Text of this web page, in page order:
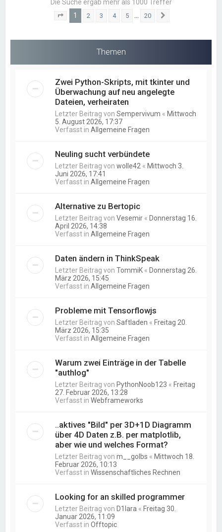
Die Suche ergab mehr als 1000 Treffer
Seite von 20
1 2 3 4 5 … 20
Themen
Zwei Python-Skripts, mit tkinter und
Überwachung auf neu angelegte
Dateien, verheiraten
Letzter Beitrag vonSempervivum « Mittwoch
5. August 2026, 17:37
Verfasst inAllgemeine Fragen
Neuling sucht verbündete
Letzter Beitrag vonwolle42 « Mittwoch 3.
Juni 2026, 17:41
Verfasst inAllgemeine Fragen
Alternative zu Bertopic
Letzter Beitrag vonVesemir « Donnerstag 16.
April 2026, 14:38
Verfasst inAllgemeine Fragen
Daten ändern in ThinkSpeak
Letzter Beitrag vonTommiK « Donnerstag 26.
März 2026, 15:45
Verfasst inAllgemeine Fragen
Probleme mit Tensorflowjs
Letzter Beitrag vonSaftladen « Freitag 20.
März 2026, 15:35
Verfasst inAllgemeine Fragen
Warum zwei Einträge in der Tabelle
"authlog"
Letzter Beitrag von PythonNoob123 « Freitag
27. Februar 2026, 13:28
Verfasst inWebframeworks
..aktives "Bild" per 3D+1D Diagramm
über 4D Daten z.B. per matplotlib,
aber wie und welches Format?
Letzter Beitrag vonm__golbs « Mittwoch 18.
Februar 2026, 10:13
Verfasst inWissenschaftliches Rechnen
Looking for an skilled programmer
Letzter Beitrag von D1lara « Freitag 30.
Januar 2026, 11:09
Verfasst inOfftopic